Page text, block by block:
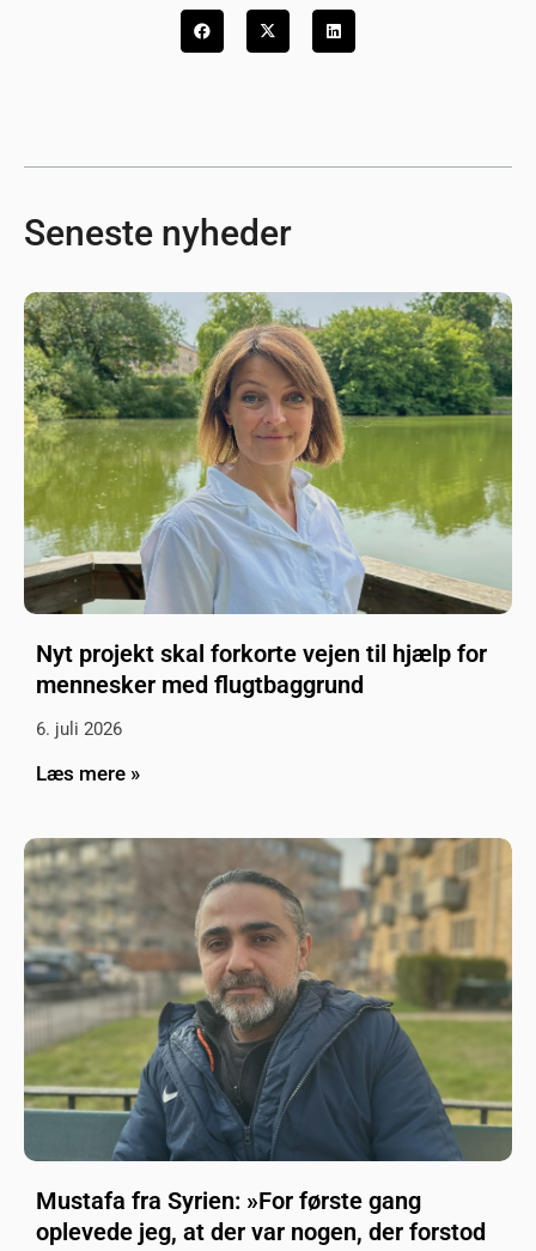
Seneste nyheder
Nyt projekt skal forkorte vejen til hjælp for
mennesker med flugtbaggrund
6. juli 2026
Læs mere »
Mustafa fra Syrien: »For første gang
oplevede jeg, at der var nogen, der forstod